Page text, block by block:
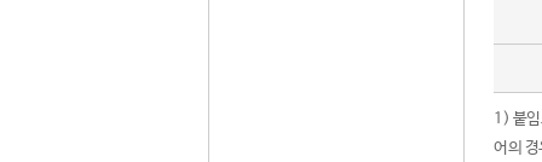
1) 붙
어의